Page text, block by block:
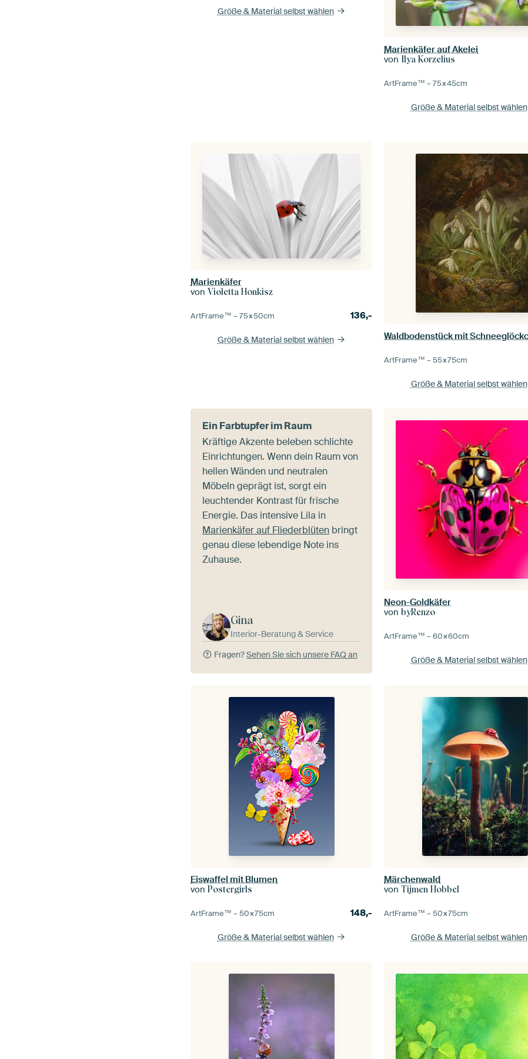
Größe & Material selbst wählen
Marienkäfer auf Akelei
von Ilya Korzelius
ArtFrame™ –75×45cm
Größe & Material selbst wählen
Marienkäfer
vonVioletta Honkisz
ArtFrame™ –75×50cm 136,-
Größe & Material selbst wählen
ArtFrame™ –55×75cm
Größe & Material selbst wählen
Ein Farbtupfer im Raum
Kräftige Akzente beleben schlichte
Einrichtungen. Wenn dein Raum von
hellen Wänden und neutralen
Möbeln geprägt ist, sorgt ein
leuchtender Kontrast für frische
Energie. Das intensive Lila in
Marienkäfer auf Fliederblüten bringt
genau diese lebendige Note ins
Zuhause.
Gina
Interior-Beratung & Service
Fragen?Sehen Sie sich unsere FAQ an
Neon-Goldkäfer
vonbyRenzo
ArtFrame™ –60×60cm
Größe & Material selbst wählen
Eiswaffel mit Blumen
vonPostergirls
ArtFrame™ –50×75cm 148,-
Größe & Material selbst wählen
Märchenwald
vonTijmen Hobbel
ArtFrame™ –50×75cm
Größe & Material selbst wählen